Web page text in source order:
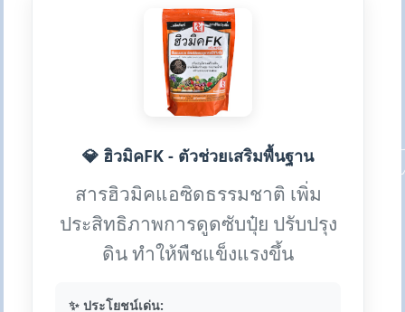
💎 ฮิวมิคFK - ตัวช่วยเสริมพื้นฐาน
สารฮิวมิคแอซิดธรรมชาติ เพิ่ม
ประสิทธิภาพการดูดซับปุ๋ย ปรับปรุง
ดิน ทำให้พืชแข็งแรงขึ้น
✨ ประโยชน์เด่น: